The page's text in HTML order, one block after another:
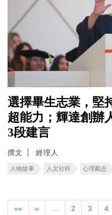
選擇畢生志業，堅
超能力；輝達創辦
3段建言
撰文 經理人
人物故事 人文社科 心理勵志
«« « 2 3 4